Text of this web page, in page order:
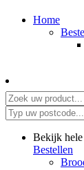
Home
Bekijk hele
Bestellen